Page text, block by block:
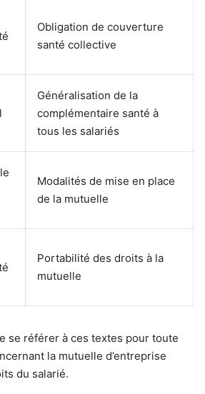
Obligation de couverture
santé collective
Généralisation de la
complémentaire santé à
tous les salariés
Modalités de mise en place
de la mutuelle
Portabilité des droits à la
mutuelle
se référer à ces textes pour toute
la mutuelle d’entreprise
du salarié.